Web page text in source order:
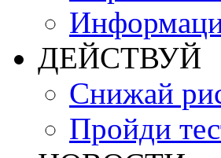
ДЕЙСТВУЙ
Снижай
Пройди